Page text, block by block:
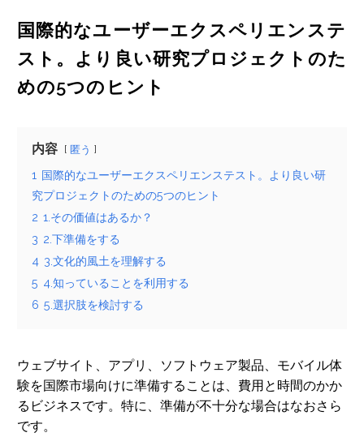
国際的なユーザーエクスペリエンステ
スト。より良い研究プロジェクトのた
めの5つのヒント
内容 匿う
1 国際的なユーザーエクスペリエンステスト。より良い研
究プロジェクトのための5つのヒント
2 1.その価値はあるか？
3 2.下準備をする
4 3.文化的風土を理解する
5 4.知っていることを利用する
6 5.選択肢を検討する
ウェブサイト、アプリ、ソフトウェア製品、モバイル体
験を国際市場向けに準備することは、費用と時間のかか
るビジネスです。特に、準備が不十分な場合はなおさら
です。